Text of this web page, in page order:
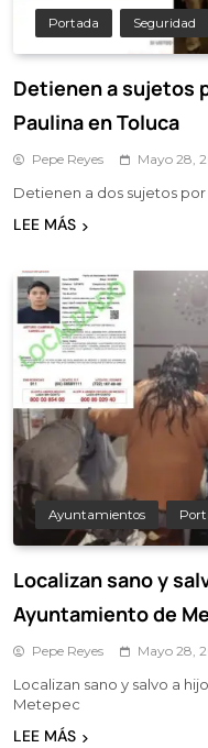
Portada Seguridad
Detienen a sujetos
Paulina en Toluca
Pepe Reyes Mayo 28,
Detienen a dos sujetos
LEE MÁS
Ayuntamientos
Localizan sano y
Ayuntamiento de
Pepe Reyes Mayo 28,
Localizan sano y salvo a
Metepec
LEE MÁS